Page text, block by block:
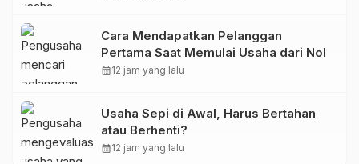
Cara Mendapatkan Pelanggan
Pertama Saat Memulai Usaha dari Nol
calendar_month12 jam yang lalu
Usaha Sepi di Awal, Harus Bertahan
atau Berhenti?
calendar_month12 jam yang lalu